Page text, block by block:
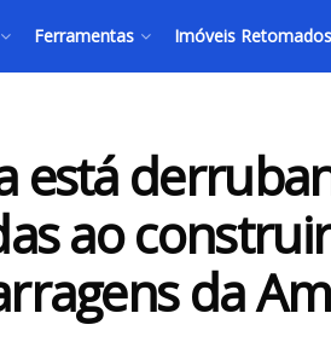
Ferramentas Imóveis Retomados
está
ao
da